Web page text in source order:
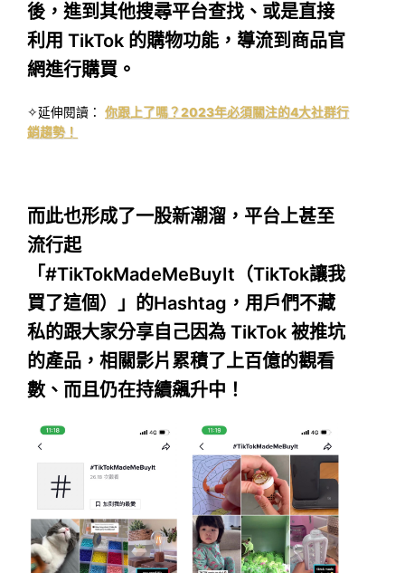
後，進到其他搜尋平台查找、或是直接
利用 TikTok 的購物功能，導流到商品官
網進行購買。
✧延伸閱讀： 你跟上了嗎？2023年必須關注的4大社群行
銷趨勢！
而此也形成了一股新潮溜，平台上甚至
流行起
「#TikTokMadeMeBuyIt（TikTok讓我
買了這個）」的Hashtag，用戶們不藏
私的跟大家分享自己因為 TikTok 被推坑
的產品，相關影片累積了上百億的觀看
數、而且仍在持續飆升中！